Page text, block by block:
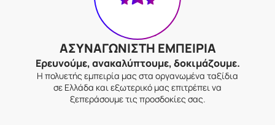
ΑΣΥΝΑΓΩΝΙΣΤΗ ΕΜΠΕΙΡΙΑ
Ερευνούμε, ανακαλύπτουμε, δοκιμάζουμε.
Η πολυετής εμπειρία μας στα οργανωμένα ταξίδια
σε Ελλάδα και εξωτερικό μας επιτρέπει να
ξεπεράσουμε τις προσδοκίες σας.